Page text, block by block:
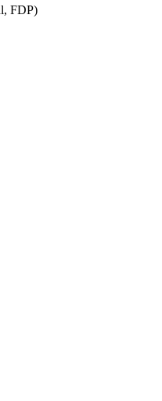
FDP)